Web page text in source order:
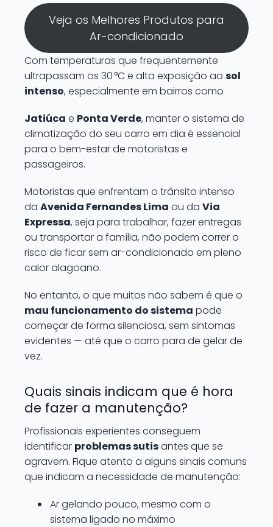
Veja os Melhores Produtos para
Ar-condicionado
Com temperaturas que frequentemente
ultrapassam os 30 °C e alta exposição ao sol
intenso, especialmente em bairros como
Jatiúca e Ponta Verde, manter o sistema de
climatização do seu carro em dia é essencial
para o bem-estar de motoristas e
passageiros.
Motoristas que enfrentam o trânsito intenso
da Avenida Fernandes Lima ou da Via
Expressa, seja para trabalhar, fazer entregas
ou transportar a família, não podem correr o
risco de ficar sem ar-condicionado em pleno
calor alagoano.
No entanto, o que muitos não sabem é que o
mau funcionamento do sistema pode
começar de forma silenciosa, sem sintomas
evidentes — até que o carro para de gelar de
vez.
Quais sinais indicam que é hora
de fazer a manutenção?
Profissionais experientes conseguem
identificar problemas sutisantes que se
agravem. Fique atento a alguns sinais comuns
que indicam a necessidade de manutenção:
Ar gelando pouco, mesmo com o
sistema ligado no máximo